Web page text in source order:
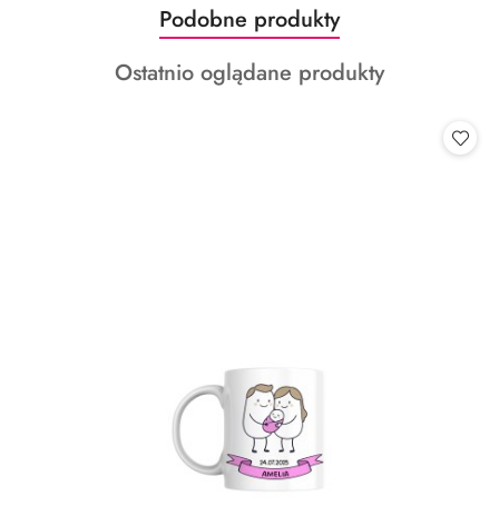
Pomiń karuzelę produktów
Produkty
o
statusie:
Podobne produkty
Produkty
Ostatnio oglądane produkty